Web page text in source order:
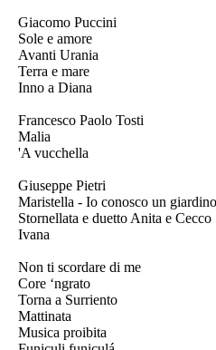
Giacomo Puccini
Sole e amore
Avanti Urania
Terra e mare
Inno a Diana
Francesco Paolo Tosti
Malia
'A vucchella
Giuseppe Pietri
Maristella - Io conosco un giardino
Stornellata e duetto Anita e Cecco
Ivana
Non ti scordare di me
Core ‘ngrato
Torna a Surriento
Mattinata
Musica proibita